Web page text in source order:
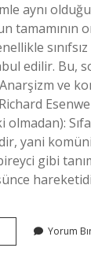
aynı
tamamının
edilir. Bu,
ve
olmadan):
yani
gibi
Komünist
Karşıtı
Yorum